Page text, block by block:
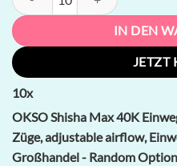
IN DEN
JETZT
10x
OKSO Shisha Max 40K
Züge, adjustable airflow,
Großhandel - Random